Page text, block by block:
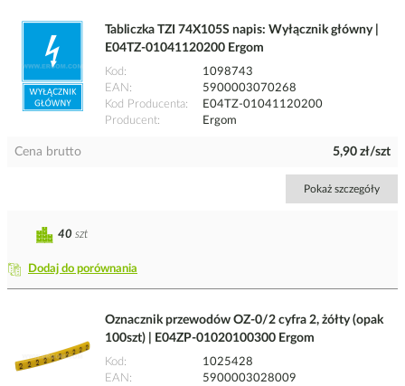
Tabliczka TZI 74X105S napis: Wyłącznik główny |
E04TZ-01041120200 Ergom
Kod
1098743
EAN
5900003070268
Kod Producenta
E04TZ-01041120200
Producent
Ergom
Cena brutto 5,90 zł/szt
Pokaż szczegóły
Dodaj do porównania
40 szt
Oznacznik przewodów OZ-0/2 cyfra 2, żółty (opak
100szt) | E04ZP-01020100300 Ergom
Kod
1025428
EAN
5900003028009